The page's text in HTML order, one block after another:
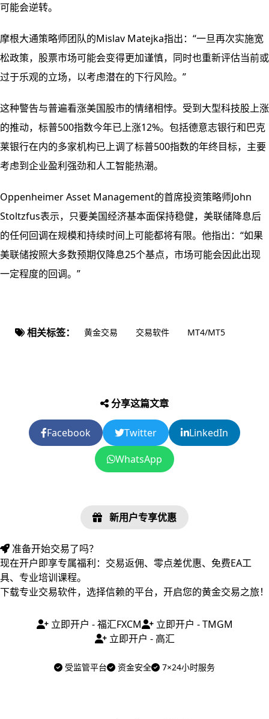
可能会逆转。
摩根大通策略师团队的Mislav Matejka指出：“一旦再次实施宽
松政策，股票市场可能会变得更加谨慎，同时也重新评估当前或
过于乐观的立场，以考虑潜在的下行风险。”
这种警告与普遍看涨美国股市的情绪相悖。受到大型科技股上涨
的推动，标普500指数今年已上涨12%。包括德意志银行和巴克
莱银行在内的多家机构已上调了标普500指数的年终目标，主要
考虑到企业盈利强劲和人工智能热潮。
Oppenheimer Asset Management的首席投资策略师John
Stoltzfus表示，只要美国经济基本面保持稳健，美联储降息后
的任何回调在规模和持续时间上可能都将有限。他指出：“如果
美联储按照大多数预期仅降息25个基点，市场可能会因此出现
一定程度的回调。”
相关标签： 黄金交易 交易软件 MT4/MT5
分享这篇文章
Facebook Twitter
LinkedIn
WhatsApp
新用户专享优惠
准备开始交易了吗？
现在开户即享专属福利：交易返佣、零点差优惠、免费EA工
具、专业培训课程。
下载专业交易软件，选择信赖的平台，开启您的黄金交易之旅！
立即开户 - 福汇FXCM
立即开户 - TMGM
立即开户 - 高汇
受监管平台 资金安全 7×24小时服务